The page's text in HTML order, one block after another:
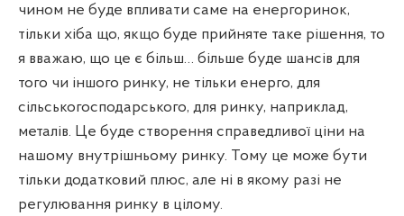
чином не буде впливати саме на енергоринок,
тільки хіба що, якщо буде прийняте таке рішення, то
я вважаю, що це є більш… більше буде шансів для
того чи іншого ринку, не тільки енерго, для
сільськогосподарського, для ринку, наприклад,
металів. Це буде створення справедливої ціни на
нашому внутрішньому ринку. Тому це може бути
тільки додатковий плюс, але ні в якому разі не
регулювання ринку в цілому.